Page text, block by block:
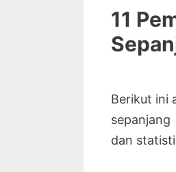
11
Berikut ini
dan